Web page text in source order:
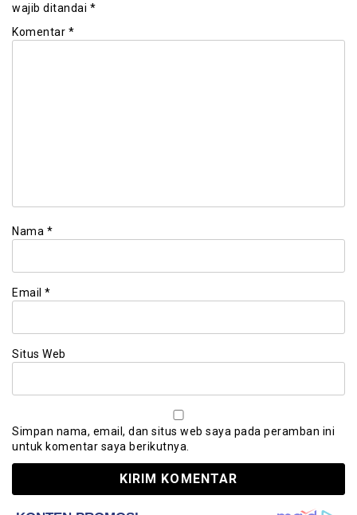
wajib ditandai *
Komentar *
Nama *
Email *
Situs Web
Simpan nama, email, dan situs web saya pada peramban ini
untuk komentar saya berikutnya.